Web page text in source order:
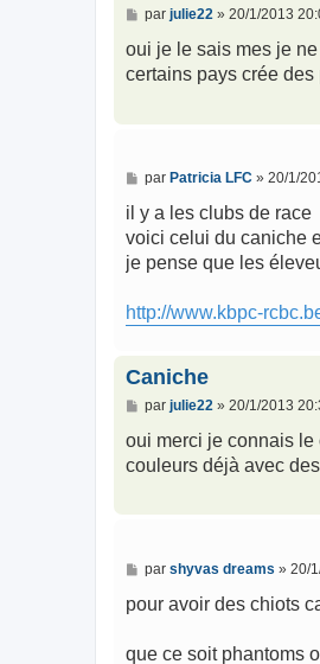
M
s
a
par julie22» 20/1/2013
oui je le sais mes je
certains pays crée
M
s
s
a
g
e
par Patricia LFC» 20/1/
il y a les clubs de race
voici celui du caniche
je pense que les
http://www.kbpc-
Caniche
M
s
a
par julie22 » 20/1/2013
oui merci je connais
couleurs déjà avec
M
s
g
par shyvas dreams » 20/
pour avoir des chiots
que ce soit phantoms